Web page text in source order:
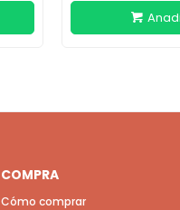
COMPRA
Cómo comprar